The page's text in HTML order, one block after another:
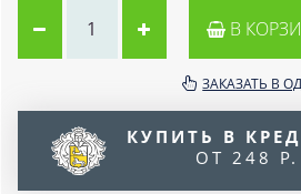
В
ЗАКАЗАТЬ В
КУПИТЬ В
ОТ 248